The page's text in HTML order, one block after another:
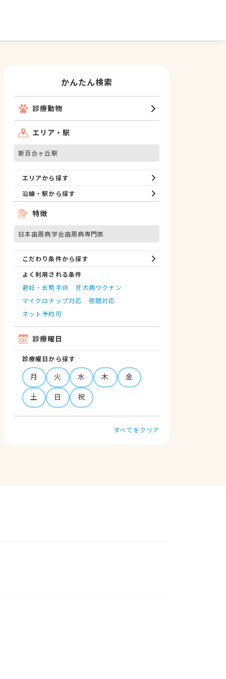
かんたん検索
診療動物
エリア・駅
新百合ヶ丘駅
エリアから探す
沿線・駅から探す
特徴
日本歯周病学会歯周病専門医
こだわり条件から探す
よく利用される条件
避妊・去勢手術
狂犬病ワクチン
マイクロチップ対応
夜間対応
ネット予約可
診療曜日
診療曜日から探す
月 火 水 木
金
土
日 祝
すべてをクリア